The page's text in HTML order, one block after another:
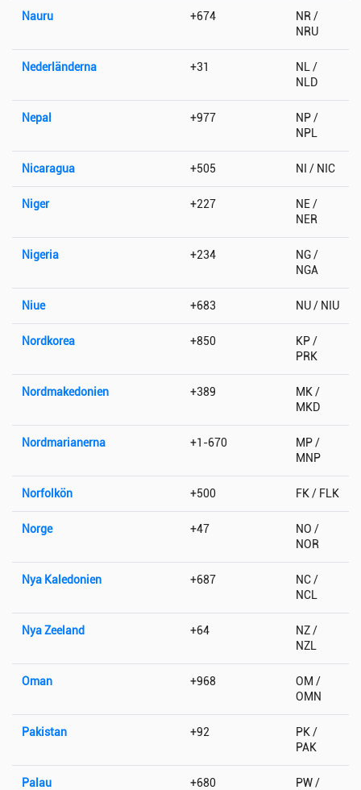
Nauru +674
NR /
NRU
Nederländerna +31
NL /
NLD
Nepal +977
NP /
NPL
Nicaragua +505 NI / NIC
Niger +227
NE /
NER
Nigeria +234
NG /
NGA
Niue +683 NU / NIU
Nordkorea +850
KP /
PRK
Nordmakedonien +389
MK /
MKD
Nordmarianerna +1-670
MP /
MNP
Norfolkön +500 FK / FLK
Norge +47
NO /
NOR
Nya Kaledonien +687
NC /
NCL
Nya Zeeland +64
NZ /
NZL
Oman +968
OM /
OMN
Pakistan +92
PK /
PAK
Palau +680
PW /